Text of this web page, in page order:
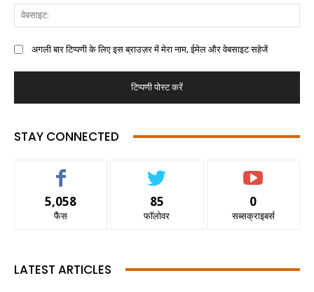
अगली बार टिप्पणी के लिए इस ब्राउज़र में मेरा नाम, ईमेल और वेबसाइट सहेजें
STAY CONNECTED
5,058
फैंस
85
फॉलोवर
0
सब्सक्राइबर्स
LATEST ARTICLES